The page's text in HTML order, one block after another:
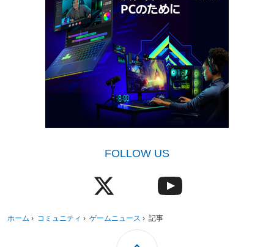
FOLLOW US
ホーム › コミュニティ › ゲームニュース › 記事